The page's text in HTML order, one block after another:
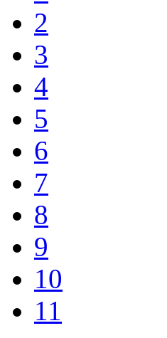
2
3
4
5
6
7
8
9
10
11